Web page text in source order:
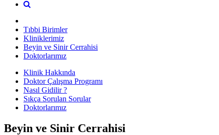
Tıbbi Birimler
Kliniklerimiz
Beyin ve Sinir Cerrahisi
Doktorlarımız
Klinik Hakkında
Doktor Çalışma Programı
Nasıl Gidilir ?
Sıkça Sorulan Sorular
Doktorlarımız
Beyin ve Sinir Cerrahisi